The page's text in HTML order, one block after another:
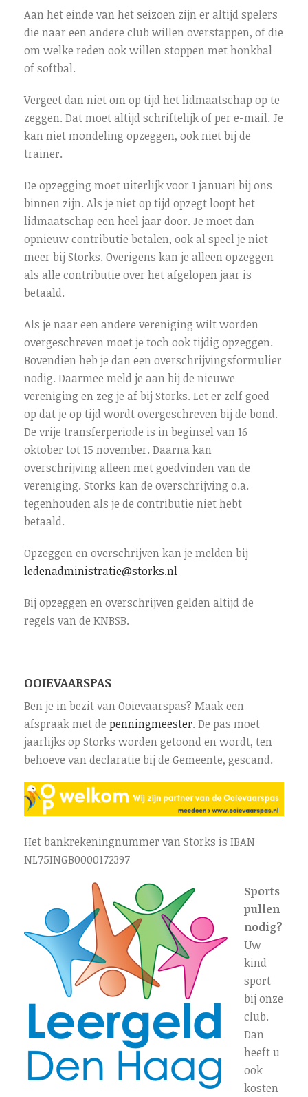
Aan het einde van het seizoen zijn er altijd spelers
die naar een andere club willen overstappen, of die
om welke reden ook willen stoppen met honkbal
of softbal.
Vergeet dan niet om op tijd het lidmaatschap op te
zeggen. Dat moet altijd schriftelijk of per e-mail. Je
kan niet mondeling opzeggen, ook niet bij de
trainer.
De opzegging moet uiterlijk voor 1 januari bij ons
binnen zijn. Als je niet op tijd opzegt loopt het
lidmaatschap een heel jaar door. Je moet dan
opnieuw contributie betalen, ook al speel je niet
meer bij Storks. Overigens kan je alleen opzeggen
als alle contributie over het afgelopen jaar is
betaald.
Als je naar een andere vereniging wilt worden
overgeschreven moet je toch ook tijdig opzeggen.
Bovendien heb je dan een overschrijvingsformulier
nodig. Daarmee meld je aan bij de nieuwe
vereniging en zeg je af bij Storks. Let er zelf goed
op dat je op tijd wordt overgeschreven bij de bond.
De vrije transferperiode is in beginsel van 16
oktober tot 15 november. Daarna kan
overschrijving alleen met goedvinden van de
vereniging. Storks kan de overschrijving o.a.
tegenhouden als je de contributie niet hebt
betaald.
Opzeggen en overschrijven kan je melden bij
ledenadministratie@storks.nl
Bij opzeggen en overschrijven gelden altijd de
regels van de KNBSB.
OOIEVAARSPAS
Ben je in bezit van Ooievaarspas? Maak een
afspraak met de penningmeester. De pas moet
jaarlijks op Storks worden getoond en wordt, ten
behoeve van declaratie bij de Gemeente, gescand.
Het bankrekeningnummer van Storks is IBAN
NL75INGB0000172397
Sports
pullen
nodig?
Uw
kind
sport
bij onze
club.
Dan
heeft u
ook
kosten